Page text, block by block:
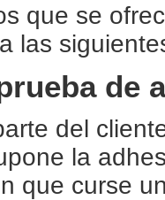
que se
las
de
del
la
que curse